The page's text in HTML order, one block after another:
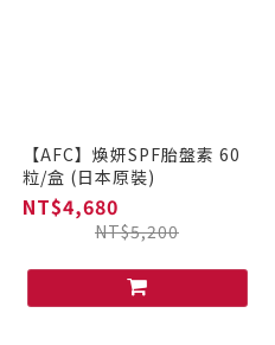
【AFC】煥妍SPF胎盤素 60
粒/盒 (日本原裝)
NT$4,680
NT$5,200